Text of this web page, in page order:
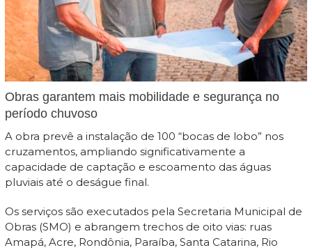
Obras garantem mais mobilidade e segurança no
período chuvoso
A obra prevê a instalação de 100 “bocas de lobo” nos
cruzamentos, ampliando significativamente a
capacidade de captação e escoamento das águas
pluviais até o deságue final.
Os serviços são executados pela Secretaria Municipal de
Obras (SMO) e abrangem trechos de oito vias: ruas
Amapá, Acre, Rondônia, Paraíba, Santa Catarina, Rio